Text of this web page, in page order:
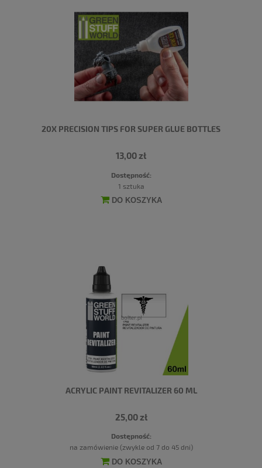
20X PRECISION TIPS FOR SUPER GLUE BOTTLES
13,00 zł
Dostępność:
1 sztuka
DO KOSZYKA
ACRYLIC PAINT REVITALIZER 60 ML
25,00 zł
Dostępność:
na zamówienie (zwykle od 7 do 45 dni)
DO KOSZYKA